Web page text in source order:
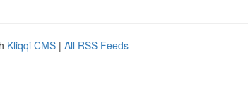
Kliqqi CMS | All RSS Feeds